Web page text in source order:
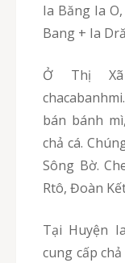
Ia Băng Ia
Bang + Ia
Ở Thị Xã Ayun Pa của Gia Lai,
bán bánh
chả cá.
Sông Bờ.
Rtô, Đoàn
Tại Huyện Ia Pa của Gia Lai, chúng tôi có
cung cấp